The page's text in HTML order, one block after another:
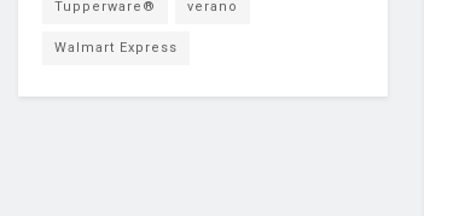
Tupperware® verano
Walmart Express